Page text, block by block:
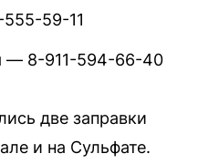
59-11
— 8-911-594-66-40
две заправки
и на Сульфате.